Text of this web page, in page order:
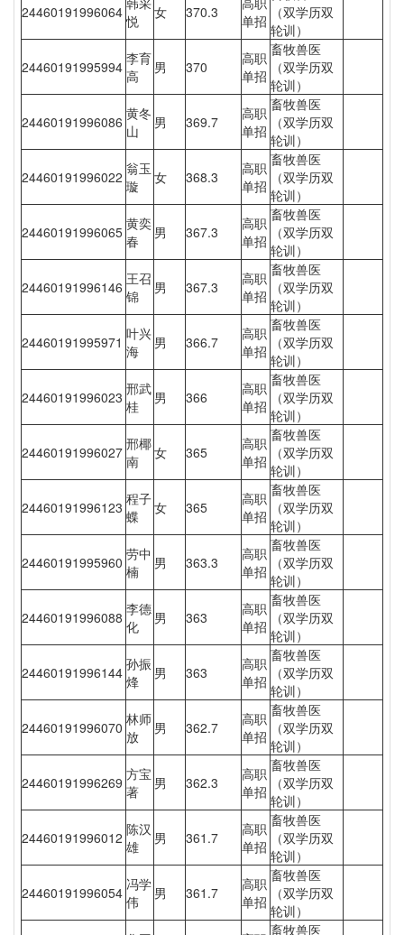
24460191996064 悦
女 370.3
单招
（双学历双
轮训）
24460191995994 李育
高
男 370
高职
单招
畜牧兽医
（双学历双
轮训）
24460191996086 黄冬
山
男 369.7
高职
单招
畜牧兽医
（双学历双
轮训）
24460191996022 翁玉
璇
女 368.3
高职
单招
畜牧兽医
（双学历双
轮训）
24460191996065 黄奕
春
男 367.3
高职
单招
畜牧兽医
（双学历双
轮训）
24460191996146 王召
锦
男 367.3
高职
单招
畜牧兽医
（双学历双
轮训）
24460191995971 叶兴
海
男 366.7
高职
单招
畜牧兽医
（双学历双
轮训）
24460191996023 邢武
桂
男 366
高职
单招
畜牧兽医
（双学历双
轮训）
24460191996027 邢椰
南
女 365
高职
单招
畜牧兽医
（双学历双
轮训）
24460191996123 程子
蝶
女 365
高职
单招
畜牧兽医
（双学历双
轮训）
24460191995960 劳中
楠
男 363.3
高职
单招
畜牧兽医
（双学历双
轮训）
24460191996088 李德
化
男 363
高职
单招
畜牧兽医
（双学历双
轮训）
24460191996144 孙振
烽
男 363
高职
单招
畜牧兽医
（双学历双
轮训）
24460191996070 林师
放
男 362.7
高职
单招
畜牧兽医
（双学历双
轮训）
24460191996269 方宝
著
男 362.3
高职
单招
畜牧兽医
（双学历双
轮训）
24460191996012 陈汉
雄
男 361.7
高职
单招
畜牧兽医
（双学历双
轮训）
24460191996054 冯学
伟
男 361.7
高职
单招
畜牧兽医
（双学历双
轮训）
畜牧兽医